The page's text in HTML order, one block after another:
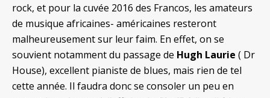
rock, et pour la cuvée 2016 des Francos, les amateurs
de musique africaines- américaines resteront
malheureusement sur leur faim. En effet, on se
souvient notamment du passage de Hugh Laurie ( Dr
House), excellent pianiste de blues, mais rien de tel
cette année. Il faudra donc se consoler un peu en